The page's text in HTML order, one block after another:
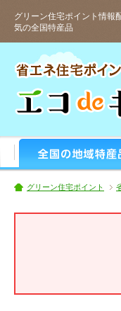
グリーン住宅ポイント情報
気の全国特産品
グリーン住宅ポイント